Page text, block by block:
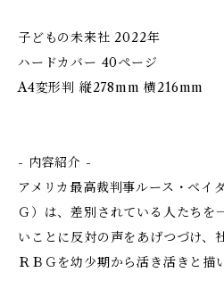
子どもの未来社 2022年
ハードカバー 40ページ
A4変形判 縦278mm 横216mm
- 内容紹介 -
アメリカ最高裁判事ルース・ベイ
Ｇ）は、差別されている人たちを
いことに反対の声をあげつづけ、
ＲＢＧを幼少期から活き活きと描